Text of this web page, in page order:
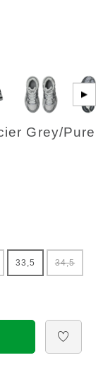
▶
Grey/Pure
33,5 34,5